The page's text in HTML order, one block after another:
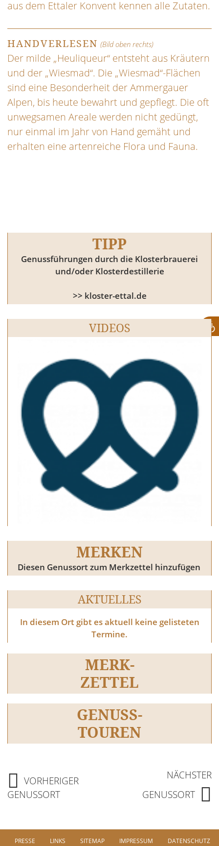
aus dem Ettaler Konvent kennen alle Zutaten.
HANDVERLESEN (Bild oben rechts)
Der milde „Heuliqueur“ entsteht aus Kräutern
und der „Wiesmad“. Die „Wiesmad“-Flächen
sind eine Besonderheit der Ammergauer
Alpen, bis heute bewahrt und gepflegt. Die oft
unwegsamen Areale werden nicht gedüngt,
nur einmal im Jahr von Hand gemäht und
erhalten eine artenreiche Flora und Fauna.
TIPP
Genussführungen durch die Klosterbrauerei
und/oder Klosterdestillerie
>> kloster-ettal.de
VIDEOS
MERKEN
Diesen Genussort zum Merkzettel hinzufügen
AKTUELLES
In diesem Ort gibt es aktuell keine gelisteten
Termine.
MERK-
ZETTEL
GENUSS-
TOUREN
VORHERIGER
GENUSSORT
NÄCHSTER
GENUSSORT
PRESSE LINKS SITEMAP IMPRESSUM DATENSCHUTZ